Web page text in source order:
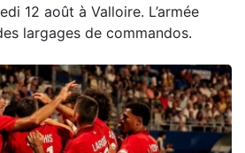
12 août à Valloire. L’armée
largages de commandos.